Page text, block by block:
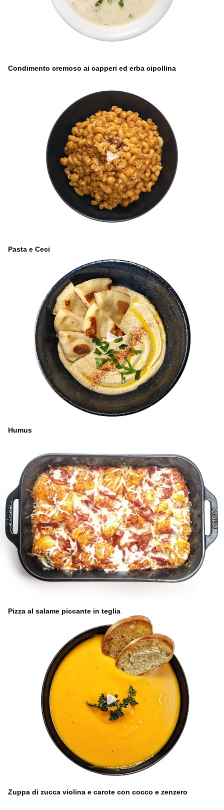
Condimento cremoso ai capperi ed erba cipollina
Pasta e Ceci
Humus
Pizza al salame piccante in teglia
Zuppa di zucca violina e carote con cocco e zenzero